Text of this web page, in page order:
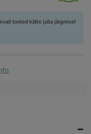
tooted kätte juba järgmisel